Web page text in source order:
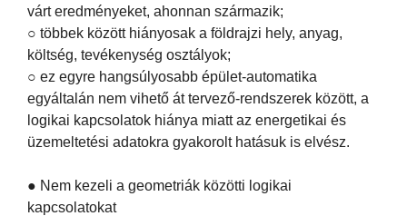
várt eredményeket, ahonnan származik;
○ többek között hiányosak a földrajzi hely, anyag,
költség, tevékenység osztályok;
○ ez egyre hangsúlyosabb épület-automatika
egyáltalán nem vihető át tervező-rendszerek között, a
logikai kapcsolatok hiánya miatt az energetikai és
üzemeltetési adatokra gyakorolt hatásuk is elvész.
● Nem kezeli a geometriák közötti logikai
kapcsolatokat